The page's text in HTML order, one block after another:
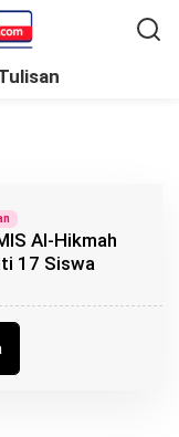
Al-Hikmah
17 Siswa